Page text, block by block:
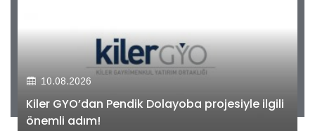
10.08.2026
Kiler GYO’dan Pendik Dolayoba projesiyle ilgili
önemli adım!